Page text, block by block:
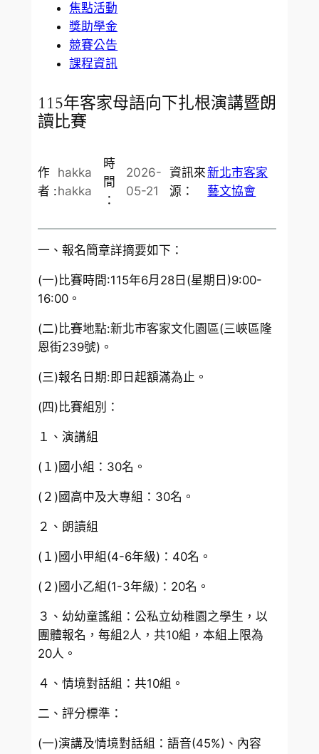
焦點活動
獎助學金
競賽公告
課程資訊
115年客家母語向下扎根演講暨朗
讀比賽
作
者 :
hakka
hakka
時
間
：
2026-
05-21
資訊來
源：
新北市客家
藝文協會
一、報名簡章詳摘要如下：
(一)比賽時間:115年6月28日(星期日)9:00-
16:00。
(二)比賽地點:新北市客家文化園區(三峽區隆
恩街239號)。
(三)報名日期:即日起額滿為止。
(四)比賽組別：
１、演講組
(１)國小組：30名。
(２)國高中及大專組：30名。
２、朗讀組
(１)國小甲組(4-6年級)：40名。
(２)國小乙組(1-3年級)：20名。
３、幼幼童謠組：公私立幼稚園之學生，以
團體報名，每組2人，共10組，本組上限為
20人。
４、情境對話組：共10組。
二、評分標準：
(一)演講及情境對話組：語音(45%)、內容